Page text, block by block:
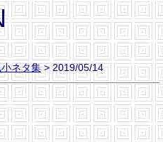
ネタ集> 2019/05/14